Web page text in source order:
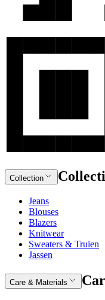
Collection
Jeans
Blouses
Blazers
Knitwear
Sweaters & Truien
Jassen
Care & Materials